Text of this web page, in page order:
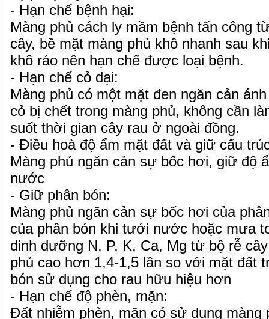
- Hạn chế bệnh hại:
Màng phủ cách ly mầm bệnh tấn công
cây, bề mặt màng phủ khô nhanh sau
khô ráo nên hạn chế được loại bệnh.
- Hạn chế cỏ dại:
Màng phủ có một mặt đen ngăn cản
cỏ bị chết trong màng phủ, không cần
suốt thời gian cây rau ở ngoài đồng.
- Điều hoà độ ẩm mặt đất và giữ cấu
Màng phủ ngăn cản sự bốc hơi, giữ độ
nước
- Giữ phân bón:
Màng phủ ngăn cản sự bốc hơi của
của phân bón khi tưới nước hoặc mưa
dinh dưỡng N, P, K, Ca, Mg từ bộ rễ
phủ cao hơn 1,4-1,5 lần so với mặt đất
bón sử dụng cho rau hữu hiệu hơn
- Hạn chế độ phèn, mặn:
Đất nhiễm phèn, mặn có sử dụng màng